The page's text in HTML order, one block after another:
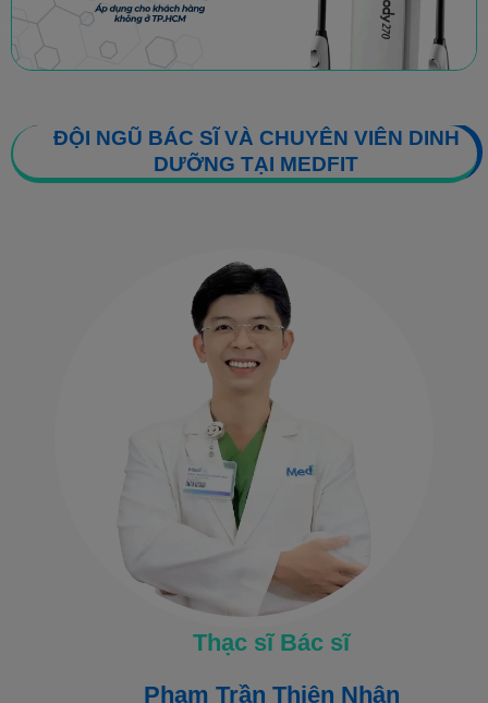
ĐỘI NGŨ BÁC SĨ VÀ CHUYÊN VIÊN DINH
DƯỠNG TẠI MEDFIT
Thạc sĩ Bác sĩ
Phạm Trần Thiên Nhân